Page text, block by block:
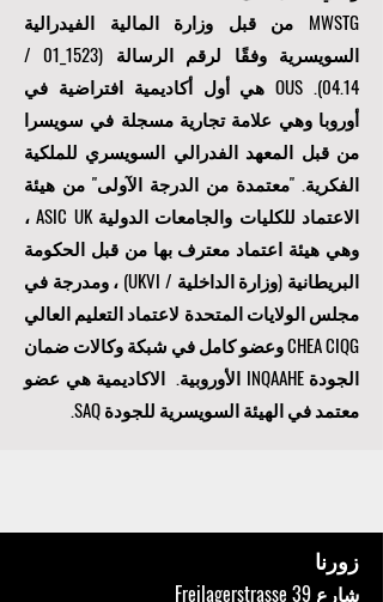
MWSTG من قبل وزارة المالية الفيدرالية
السويسرية وفقًا لرقم الرسالة (1523_01 /
04.14). OUS هي أول أكاديمية افتراضية في
أوروبا وهي علامة تجارية مسجلة في سويسرا
من قبل المعهد الفدرالي السويسري للملكية
الفكرية. "معتمدة من الدرجة الآولى" من هيئة
الاعتماد للكليات والجامعات الدولية ASIC UK ،
وهي هيئة اعتماد معترف بها من قبل الحكومة
البريطانية (وزارة الداخلية / UKVI) ، ومدرجة في
مجلس الولايات المتحدة لاعتماد التعليم العالي
CHEA CIQG وعضو كامل في شبكة وكالات ضمان
الجودة INQAAHE الأوروبية. الاكاديمية هي عضو
معتمد في الهيئة السويسرية للجودة SAQ.
زورنا
شارع Freilagerstrasse 39